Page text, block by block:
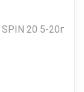
20 5-20г